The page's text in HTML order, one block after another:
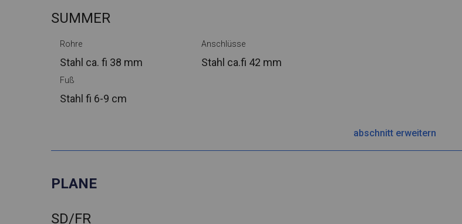
SUMMER
Rohre
Stahl ca. fi 38 mm
Anschlüsse
Stahl ca.fi 42 mm
Fuß
Stahl fi 6-9 cm
abschnitt erweitern
PLANE
SD/FR